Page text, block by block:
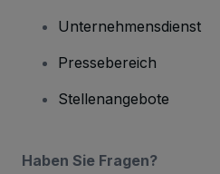
Unternehmensdienst
Pressebereich
Stellenangebote
Haben Sie Fragen?